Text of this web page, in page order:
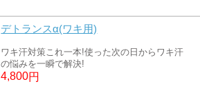
デトランスα(ワキ用)
ワキ汗対策これ一本!使った次の日からワキ汗
の悩みを一瞬で解決!
4,800円